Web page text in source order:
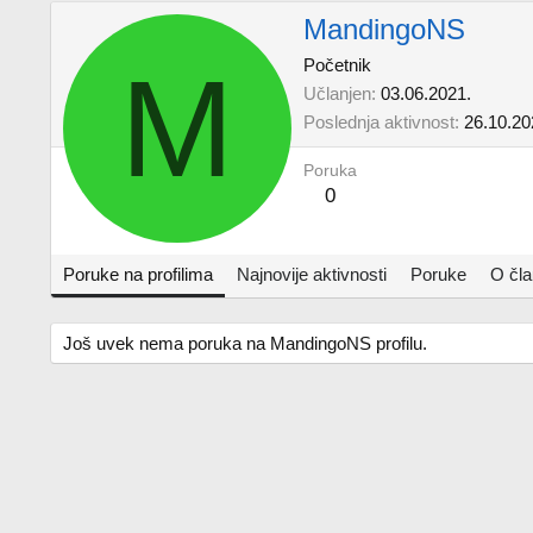
M
MandingoNS
Početnik
Učlanjen 03.06.2021.
Poslednja aktivnost
Poruka
0
Poruke na profilima Najnovije aktivnosti Poruke O
Još uvek nema poruka na MandingoNS profilu.